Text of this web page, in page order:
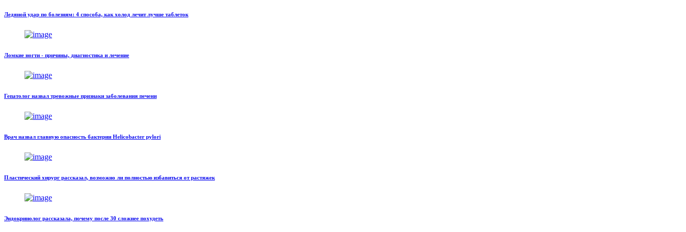
Ледяной удар по болезням: 4 способа, как холод лечит лучше таблеток
Ломкие ногти - причины, диагностика и лечение
Гепатолог назвал тревожные признаки заболевания печени
Врач назвал главную опасность бактерии Helicobacter pylori
Пластический хирург рассказал, возможно ли полностью избавиться от растяжек
Эндокринолог рассказала, почему после 30 сложнее похудеть